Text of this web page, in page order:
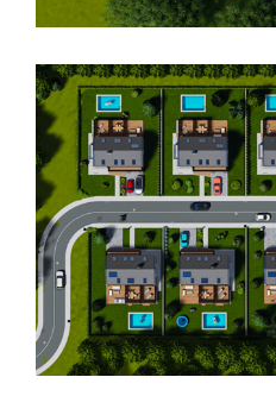
Projet d’un
collectif de 22